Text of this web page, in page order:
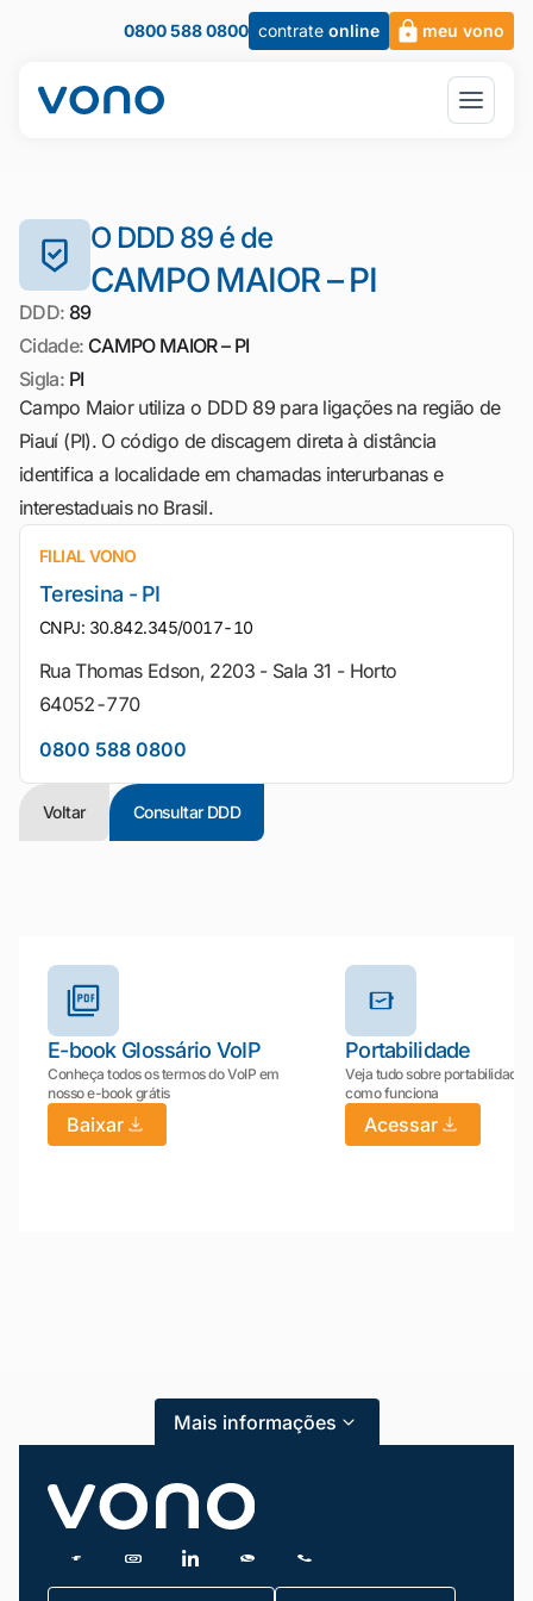
0800 588 0800 contrate online meu vono
O DDD 89 é de
CAMPO MAIOR – PI
DDD: 89
Cidade: CAMPO MAIOR – PI
Sigla: PI
Campo Maior utiliza o DDD 89 para ligações na região de
Piauí (PI). O código de discagem direta à distância
identifica a localidade em chamadas interurbanas e
interestaduais no Brasil.
FILIAL VONO
Teresina - PI
CNPJ: 30.842.345/0017-10
Rua Thomas Edson, 2203 - Sala 31 - Horto
64052-770
0800 588 0800
Voltar Consultar DDD
E-book Glossário VoIP
Conheça todos os termos do VoIP em
nosso e-book grátis
Baixar
Portabilidade
Veja tudo sobre portabilidade:
como funciona
Acessar
Mais informações